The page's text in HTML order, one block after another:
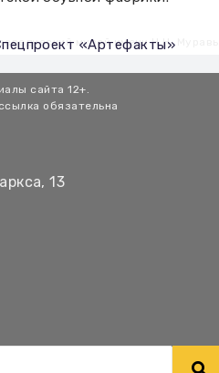
«Артефакты»
музей имени Н.Н.
сайта 12+.
обязательна
13